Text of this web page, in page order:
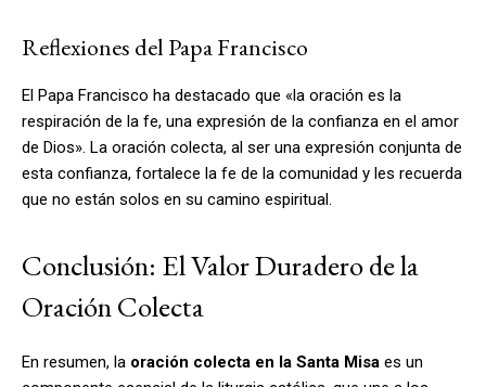
Reflexiones del Papa Francisco
El Papa Francisco ha destacado que «la oración es la
respiración de la fe, una expresión de la confianza en el amor
de Dios». La oración colecta, al ser una expresión conjunta de
esta confianza, fortalece la fe de la comunidad y les recuerda
que no están solos en su camino espiritual.
Conclusión: El Valor Duradero de la
Oración Colecta
En resumen, la oración colecta en la Santa Misa es un